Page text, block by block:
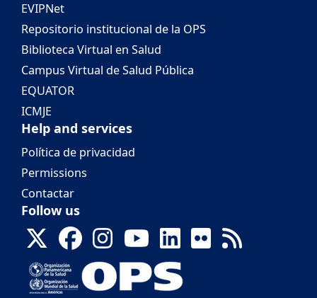
EVIPNet
Repositorio institucional de la OPS
Biblioteca Virtual en Salud
Campus Virtual de Salud Pública
EQUATOR
ICMJE
Help and services
Política de privacidad
Permissions
Contactar
Follow us